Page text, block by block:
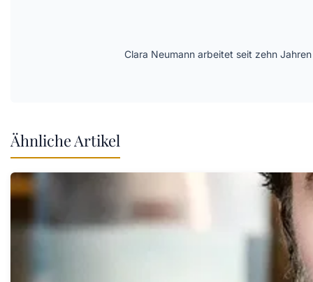
Clara Neumann arbeitet seit zehn
Ähnliche Artikel